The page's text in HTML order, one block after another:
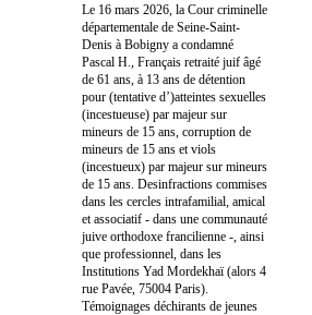
Le 16 mars 2026, la Cour criminelle
départementale de Seine-Saint-
Denis à Bobigny a condamné
Pascal H., Français retraité juif âgé
de 61 ans, à 13 ans de détention
pour (tentative d’)atteintes sexuelles
(incestueuse) par majeur sur
mineurs de 15 ans, corruption de
mineurs de 15 ans et viols
(incestueux) par majeur sur mineurs
de 15 ans. Desinfractions commises
dans les cercles intrafamilial, amical
et associatif - dans une communauté
juive orthodoxe francilienne -, ainsi
que professionnel, dans les
Institutions Yad Mordekhaï (alors 4
rue Pavée, 75004 Paris).
Témoignages déchirants de jeunes